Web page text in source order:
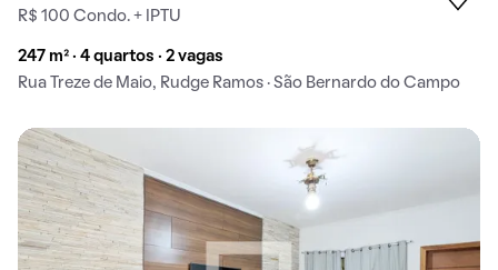
R$ 100 Condo. + IPTU
247 m² · 4 quartos · 2 vagas
Rua Treze de Maio, Rudge Ramos · São Bernardo do Campo